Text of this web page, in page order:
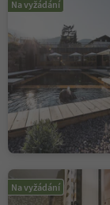
Na vyžádání
Na vyžádání